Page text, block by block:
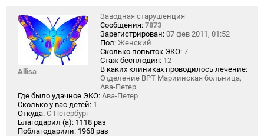
Allisa
Заводная старушенция
Сообщения: 7873
Зарегистрирован: 07 фев 2011, 01:52
Пол: Женский
Сколько попыток ЭКО: 7
Стаж бесплодия: 12
В каких клиниках проводилось лечение:
Отделение ВРТ Мариинская больница,
Ава-Петер
Где было удачное ЭКО: Ава-Петер
Сколько у вас детей: 1
Откуда: С-Петербург
Благодарил (а): 1118 раз
Поблагодарили: 1968 раз